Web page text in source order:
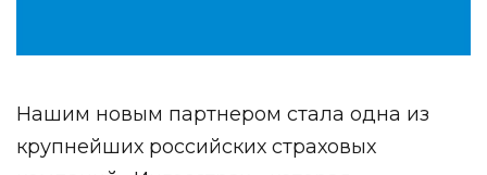
Нашим новым партнером стала одна из
крупнейших российских страховых